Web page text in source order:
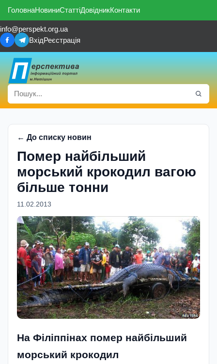
ГоловнаНовиниСтаттіДовідникКонтакти
info@perspekt.org.ua
ВхідРеєстрація
← До списку новин
Помер найбільший
морський крокодил вагою
більше тонни
11.02.2013
На Філіппінах помер найбільший
морський крокодил